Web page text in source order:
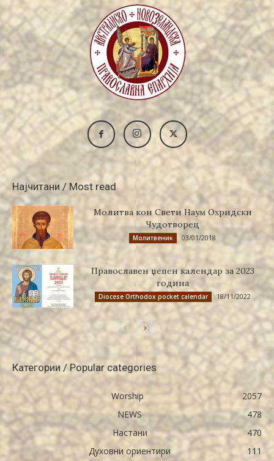
Најчитани / Most read
Молитва кон Свети Наум Охридски
Чудотворец
Молитвеник 03/01/2018
Православен џепен календар за 2023
година
Diocese Orthodox pocket calendar 18/11/2022
Категории / Popular categories
Worship
2057
NEWS
478
Настани
470
Духовни ориентири
111